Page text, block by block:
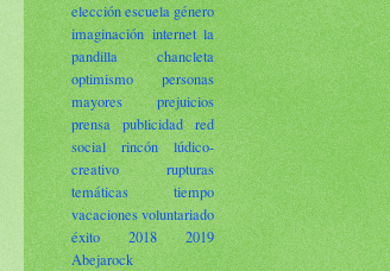
elecciónescuela género
imaginación internet la
pandilla chancleta
optimismo
personas
mayores
prejuicios
prensa
publicidad
red
social
rincón lúdico-
creativo
rupturas
temáticas
tiempo
vacacionesvoluntariado
éxito
2018
2019
Abejarock